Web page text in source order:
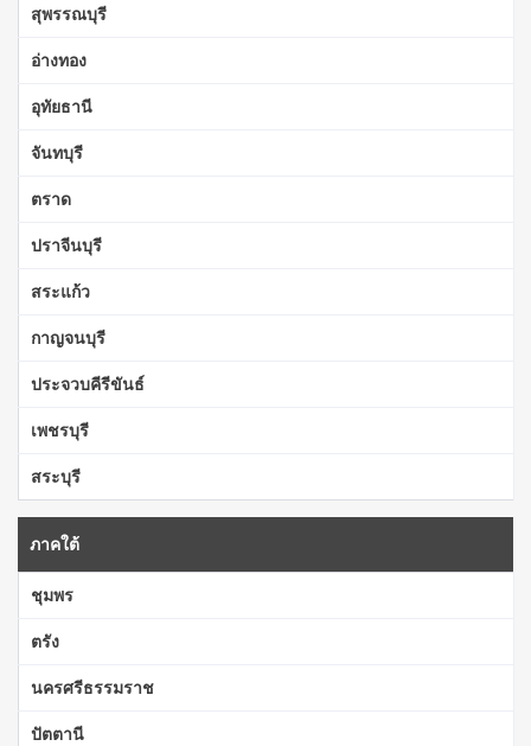
สุพรรณบุรี
อ่างทอง
อุทัยธานี
จันทบุรี
ตราด
ปราจีนบุรี
สระแก้ว
กาญจนบุรี
ประจวบคีรีขันธ์
เพชรบุรี
สระบุรี
ภาคใต้
ชุมพร
ตรัง
นครศรีธรรมราช
ปัตตานี